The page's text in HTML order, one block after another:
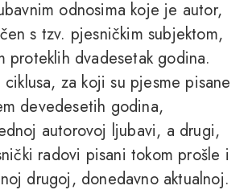
odnosima koje je autor,
s tzv. pjesničkim subjektom,
proteklih dvadesetak godina.
za koji su pjesme pisane
devedesetih godina,
autorovoj ljubavi, a drugi,
radovi pisani tokom prošle i
drugoj, donedavno aktualnoj.